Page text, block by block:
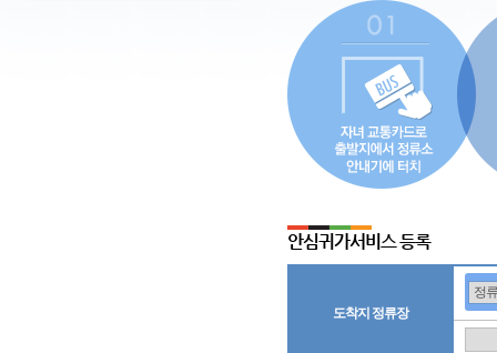
안심귀가서비스 등록
도착지 정류장